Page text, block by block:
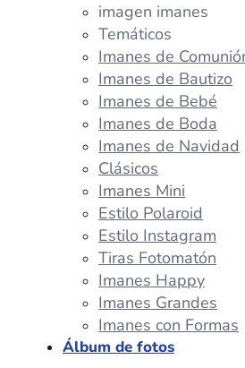
imagen imanes
Temáticos
Imanes de
Imanes de Bautizo
Imanes de Bebé
Imanes de Boda
Imanes de Navidad
Clásicos
Imanes Mini
Estilo Polaroid
Estilo Instagram
Tiras Fotomatón
Imanes Happy
Imanes Grandes
Imanes con Formas
Álbum de fotos